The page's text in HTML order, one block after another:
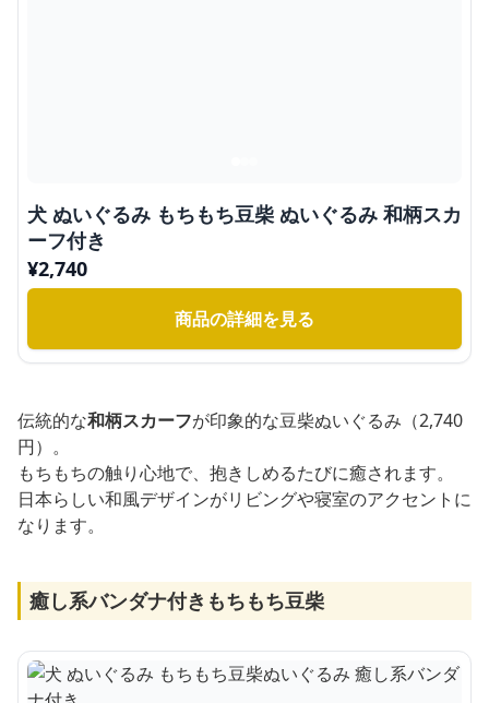
犬 ぬいぐるみ もちもち豆柴 ぬいぐるみ 和柄スカ
ーフ付き
¥2,740
商品の詳細を見る
伝統的な和柄スカーフが印象的な豆柴ぬいぐるみ（2,740
円）。
もちもちの触り心地で、抱きしめるたびに癒されます。
日本らしい和風デザインがリビングや寝室のアクセントに
なります。
癒し系バンダナ付きもちもち豆柴